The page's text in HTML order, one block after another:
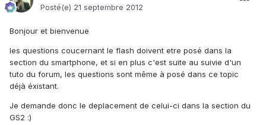
Posté(e) 21 septembre 2012
Bonjour et bienvenue
les questions coucernant le flash doivent etre posé dans la
section du smartphone, et si en plus c'est suite au suivie d'un
tuto du forum, les questions sont même à posé dans ce topic
déjà éxistant.
Je demande donc le deplacement de celui-ci dans la section du
GS2 :)